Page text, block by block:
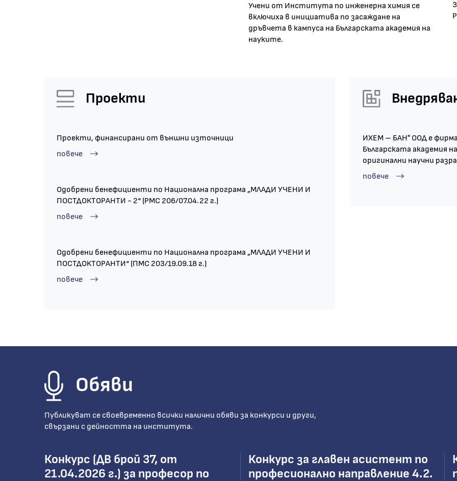
Учени от Института по инженерна химия сe
включиха в инициатива по засаждане на
дръвчета в кампуса на Българската академия на
науките.
Проекти
Проекти, финансирани от външни източници
повече
Одобрени бенефициенти по Национална програма „МЛАДИ УЧЕНИ И
ПОСТДОКТОРАНТИ - 2“ (РМС 206/07.04.22 г.)
повече
Одобрени бенефициенти по Национална програма „МЛАДИ УЧЕНИ И
ПОСТДОКТОРАНТИ“ (ПМС 203/19.09.18 г.)
повече
ИХЕМ – БАН" ООД е
Българската академия
оригинални научни
повече
Обяви
Публикуват се своевременно всички налични обяви за конкурси и други,
свързани с дейността на института.
Конкурс (ДВ брой 37, от
21.04.2026 г.) за професор по
Конкурс за главен асистент по
професионално направление 4.2.